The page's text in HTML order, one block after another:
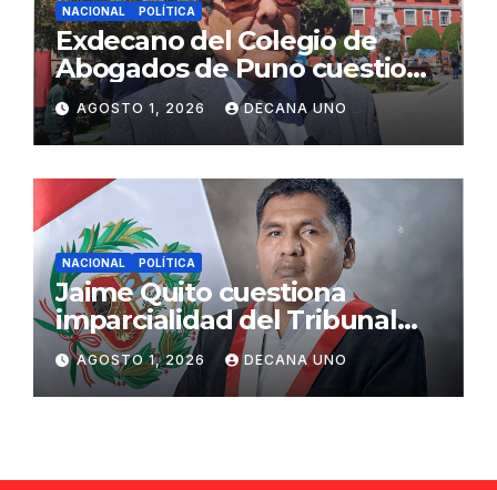
NACIONAL POLÍTICA
Exdecano del Colegio de
Abogados de Puno cuestiona
propuestas sobre seguridad
ciudadana
AGOSTO 1, 2026 DECANA UNO
NACIONAL POLÍTICA
Jaime Quito cuestiona
imparcialidad del Tribunal
Constitucional tras liberación
de Ollanta Humala
AGOSTO 1, 2026 DECANA UNO